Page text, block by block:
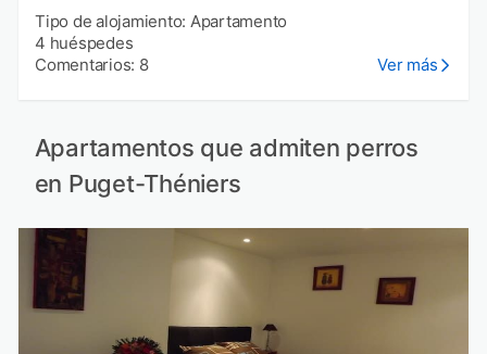
Tipo de alojamiento: Apartamento
4 huéspedes
Comentarios: 8
Ver más
Apartamentos que admiten perros
en Puget-Théniers